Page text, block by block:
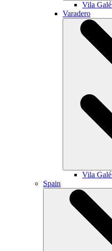
Vila Galé
Varadero
Vila Galé
Spain